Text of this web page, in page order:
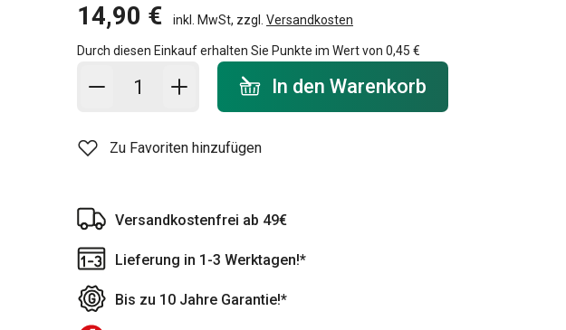
14,90 € inkl. MwSt, zzgl. Versandkosten
Durch diesen Einkauf erhalten Sie Punkte im Wert von 0,45 €
In den Warenkorb - Menge
In den Warenkorb
Zu Favoriten hinzufügen
Versandkostenfrei ab 49€
Lieferung in 1-3 Werktagen!*
Bis zu 10 Jahre Garantie!*